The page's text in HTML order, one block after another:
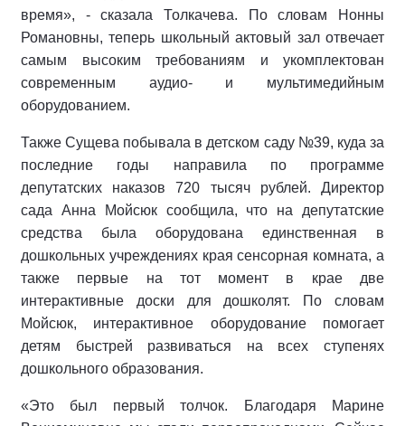
время», - сказала Толкачева. По словам Нонны
Романовны, теперь школьный актовый зал отвечает
самым высоким требованиям и укомплектован
современным аудио- и мультимедийным
оборудованием.
Также Сущева побывала в детском саду №39, куда за
последние годы направила по программе
депутатских наказов 720 тысяч рублей. Директор
сада Анна Мойсюк сообщила, что на депутатские
средства была оборудована единственная в
дошкольных учреждениях края сенсорная комната, а
также первые на тот момент в крае две
интерактивные доски для дошколят. По словам
Мойсюк, интерактивное оборудование помогает
детям быстрей развиваться на всех ступенях
дошкольного образования.
«Это был первый толчок. Благодаря Марине